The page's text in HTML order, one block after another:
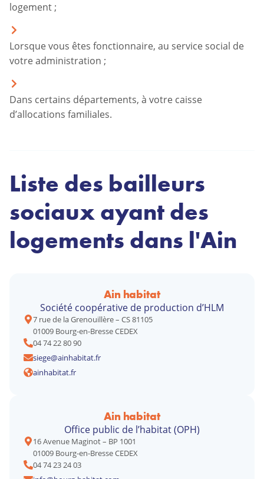
logement ;
Lorsque vous êtes fonctionnaire, au service social de
votre administration ;
Dans certains départements, à votre caisse
d’allocations familiales.
Liste des bailleurs
sociaux ayant des
logements dans l'Ain
Ain habitat
Société coopérative de production d’HLM
7 rue de la Grenouillère – CS 81105
01009 Bourg-en-Bresse CEDEX
04 74 22 80 90
siege@ainhabitat.fr
ainhabitat.fr
Ain habitat
Office public de l’habitat (OPH)
16 Avenue Maginot – BP 1001
01009 Bourg-en-Bresse CEDEX
04 74 23 24 03